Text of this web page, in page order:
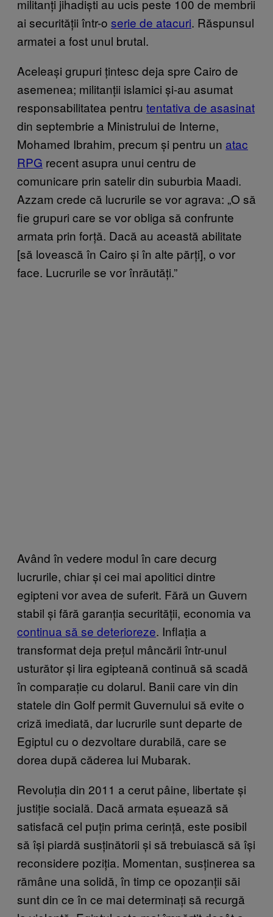
militanți jihadiști au ucis peste 100 de membrii
ai securității într-o serie de atacuri. Răspunsul
armatei a fost unul brutal.
Aceleași grupuri țintesc deja spre Cairo de
asemenea; militanții islamici și-au asumat
responsabilitatea pentru tentativa de asasinat
din septembrie a Ministrului de Interne,
Mohamed Ibrahim, precum și pentru un atac
RPG recent asupra unui centru de
comunicare prin satelir din suburbia Maadi.
Azzam crede că lucrurile se vor agrava: „O să
fie grupuri care se vor obliga să confrunte
armata prin forță. Dacă au această abilitate
[să lovească în Cairo și în alte părți], o vor
face. Lucrurile se vor înrăutăți.”
Având în vedere modul în care decurg
lucrurile, chiar și cei mai apolitici dintre
egipteni vor avea de suferit. Fără un Guvern
stabil și fără garanția securității, economia va
continua să se deterioreze. Inflația a
transformat deja prețul mâncării într-unul
usturător și lira egipteană continuă să scadă
în comparație cu dolarul. Banii care vin din
statele din Golf permit Guvernului să evite o
criză imediată, dar lucrurile sunt departe de
Egiptul cu o dezvoltare durabilă, care se
dorea după căderea lui Mubarak.
Revoluția din 2011 a cerut pâine, libertate și
justiție socială. Dacă armata eșuează să
satisfacă cel puțin prima cerință, este posibil
să își piardă susținătorii și să trebuiască să își
reconsidere poziția. Momentan, susținerea sa
rămâne una solidă, în timp ce opozanții săi
sunt din ce în ce mai determinați să recurgă